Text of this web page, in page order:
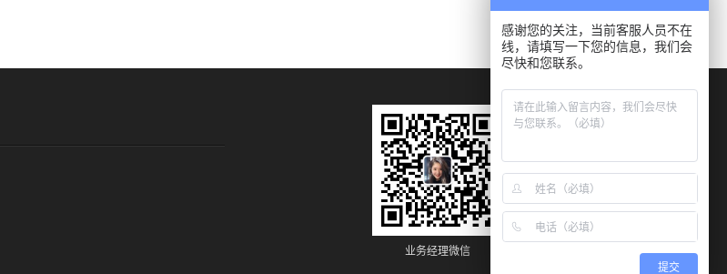
业务经理微信
感谢您的关注，当前客服人员不在
线，请填写一下您的信息，我们会
尽快和您联系。
提交